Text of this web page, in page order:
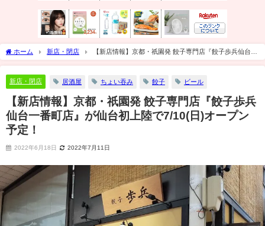
ホーム 新店・閉店
【新店情報】京都・祇園発 餃子専門店『餃子歩兵仙台一
番町店』が仙台初上陸で7/10(日)オープン予定！
新店・閉店 居酒屋 ちょい吞み 餃子 ビール
【新店情報】京都・祇園発 餃子専門店『餃子歩兵
仙台一番町店』が仙台初上陸で7/10(日)オープン
予定！
2022年6月18日 2022年7月11日